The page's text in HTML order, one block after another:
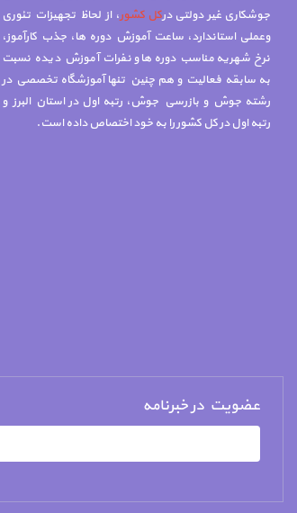
جوشکاری غیر دولتی درکل کشور، از لحاظ تجهیزات تئوری
وعملی استاندارد، ساعت آموزش دوره ها، جذب کارآموز،
نرخ شهریه مناسب دوره ها و نفرات آموزش دیده نسبت
به سابقه فعالیت و هم چنين تنها آموزشگاه تخصصي در
رشته جوش و بازرسي جوش، رتبه اول در استان البرز و
رتبه اول در کل کشور را به خود اختصاص داده است.
عضویت در خبرنامه